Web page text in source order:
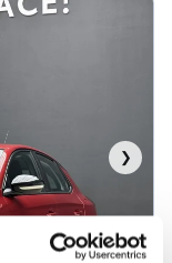
❯